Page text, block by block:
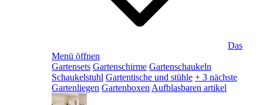
Das
Menü öffnen
Gartensets Gartenschirme Gartenschaukeln
Schaukelstuhl Gartentische und stühle + 3 nächste
Gartenliegen Gartenboxen Aufblasbaren artikel